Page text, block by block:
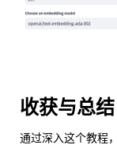
收获与总结
通过深入这个教程